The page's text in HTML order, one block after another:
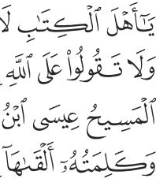
يا اهل الكتاب لا تغلوا في
يَـٰٓأَهْلَ ٱلْكِتَـٰبِ لَا تَغْلُوا۟ فِى
ﱁﱂ
ﱇﱈﱉﱊ
ﱏﱐﱑ
ﱕﱖ